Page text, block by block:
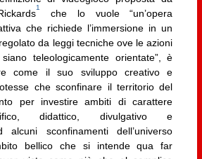
1
che lo vuole “un’opera
che richiede l’immersione in un
da leggi tecniche ove le azioni
teleologicamente orientate”, è
come il suo sviluppo creativo e
che sconfinare il territorio del
per investire ambiti di carattere
didattico, divulgativo e
alcuni sconfinamenti dell’universo
bellico che si intende qua far